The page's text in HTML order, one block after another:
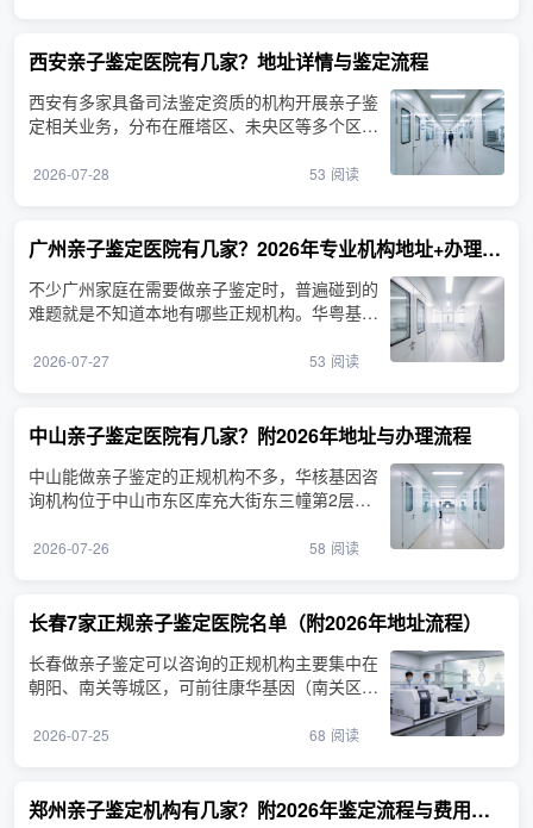
西安亲子鉴定医院有几家？地址详情与鉴定流程
西安有多家具备司法鉴定资质的机构开展亲子鉴
定相关业务，分布在雁塔区、未央区等多个区
2026-07-28 53 阅读
广州亲子鉴定医院有几家？2026年专业机构地址+办理流程
不少广州家庭在需要做亲子鉴定时，普遍碰到的
难题就是不知道本地有哪些正规机构。华粤基因
2026-07-27 53 阅读
中山亲子鉴定医院有几家？附2026年地址与办理流程
中山能做亲子鉴定的正规机构不多，华核基因咨
询机构位于中山市东区库充大街东三幢第2层之
2026-07-26 58 阅读
长春7家正规亲子鉴定医院名单（附2026年地址流程）
长春做亲子鉴定可以咨询的正规机构主要集中在
朝阳、南关等城区，可前往康华基因（南关区明
2026-07-25 68 阅读
郑州亲子鉴定机构有几家？附2026年鉴定流程与费用参考